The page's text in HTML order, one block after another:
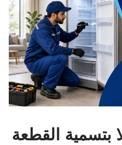
بتسمية القطعة